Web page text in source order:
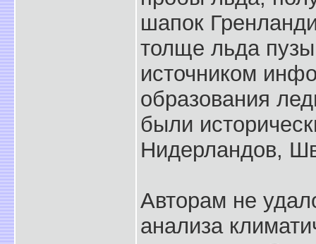
шапок
толще льда
источником
образования
были
Нидерландов,
Авторам не
анализа